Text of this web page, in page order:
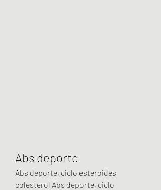
Abs deporte
Abs deporte, ciclo esteroides
colesterol Abs deporte, ciclo